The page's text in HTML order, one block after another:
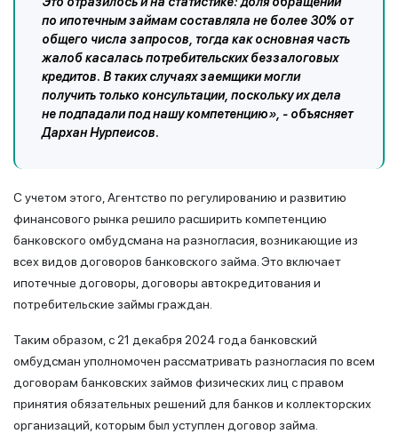
по ипотечным займам составляла не более 30% от
общего числа запросов, тогда как основная часть
жалоб касалась потребительских беззалоговых
кредитов. В таких случаях заемщики могли
получить только консультации, поскольку их дела
не подпадали под нашу компетенцию», - объясняет
Дархан Нурпеисов.
С учетом этого, Агентство по регулированию и развитию
финансового рынка решило расширить компетенцию
банковского омбудсмана на разногласия, возникающие из
всех видов договоров банковского займа. Это включает
ипотечные договоры, договоры автокредитования и
потребительские займы граждан.
Таким образом, с 21 декабря 2024 года банковский
омбудсман уполномочен рассматривать разногласия по всем
договорам банковских займов физических лиц с правом
принятия обязательных решений для банков и коллекторских
организаций, которым был уступлен договор займа.